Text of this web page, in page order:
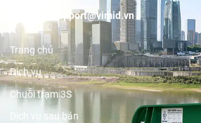
support@vimid.vn
Trang chủ
Dịch vụ
Chuỗi trạm 3S
Dịch vụ sau bán